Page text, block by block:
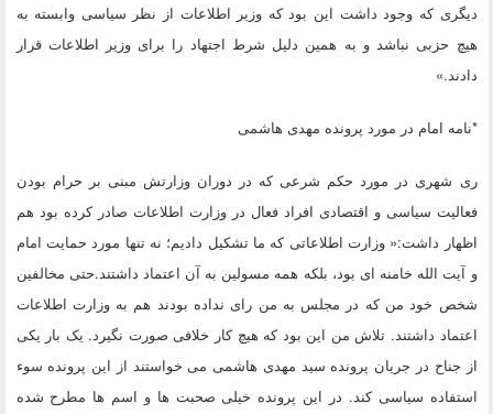
دیگری که وجود داشت این بود که وزیر اطلاعات از نظر سیاسی وابسته به
هیچ حزبی نباشد و به همین دلیل شرط اجتهاد را برای وزیر اطلاعات قرار
دادند.»
*نامه امام در مورد پرونده مهدی هاشمی
ری شهری در مورد حکم شرعی که در دوران وزارتش مبنی بر حرام بودن
فعالیت سیاسی و اقتصادی افراد فعال در وزارت اطلاعات صادر کرده بود هم
اظهار داشت:« وزارت اطلاعاتی که ما تشکیل دادیم؛ نه تنها مورد حمایت امام
و آیت الله خامنه ای بود، بلکه همه مسولین به آن اعتماد داشتند.حتی مخالفین
شخص خود من که در مجلس به من رای نداده بودند هم به وزارت اطلاعات
اعتماد داشتند. تلاش من این بود که هیچ کار خلافی صورت نگیرد. یک بار یکی
از جناح در جریان پرونده سید مهدی هاشمی می خواستند از این پرونده سوء
استفاده سیاسی کند. در این پرونده خیلی صحبت ها و اسم ها مطرح شده